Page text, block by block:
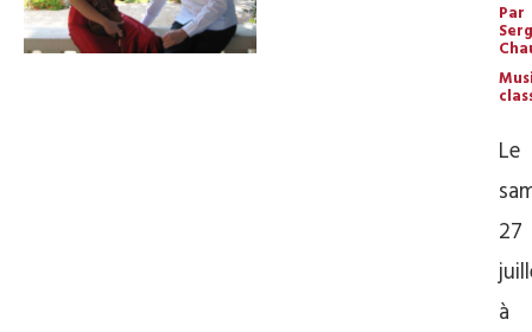
Par
Le
27
à